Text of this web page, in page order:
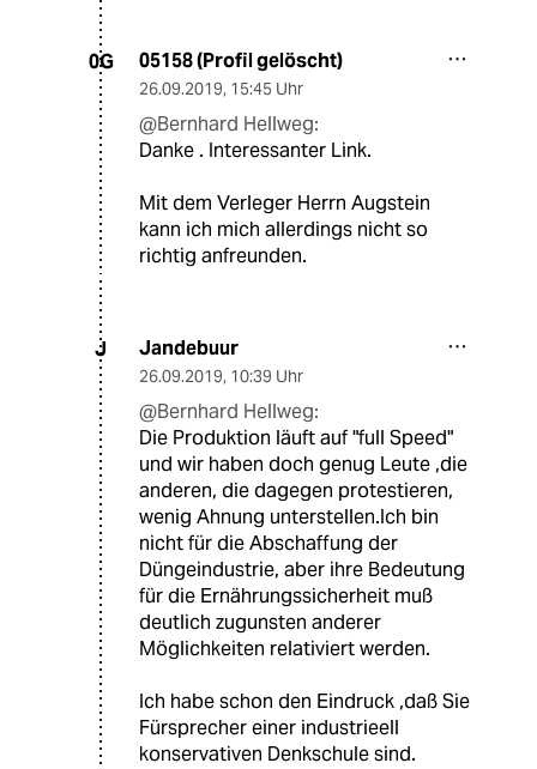
0G 05158 (Profil gelöscht)
26.09.2019, 15:45 Uhr
@Bernhard Hellweg:
Danke . Interessanter Link.
Mit dem Verleger Herrn Augstein
kann ich mich allerdings nicht so
richtig anfreunden.
J Jandebuur
26.09.2019, 10:39 Uhr
@Bernhard Hellweg:
Die Produktion läuft auf "full Speed"
und wir haben doch genug Leute ,die
anderen, die dagegen protestieren,
wenig Ahnung unterstellen.Ich bin
nicht für die Abschaffung der
Düngeindustrie, aber ihre Bedeutung
für die Ernährungssicherheit muß
deutlich zugunsten anderer
Möglichkeiten relativiert werden.
Ich habe schon den Eindruck ,daß Sie
Fürsprecher einer industrieell
konservativen Denkschule sind.